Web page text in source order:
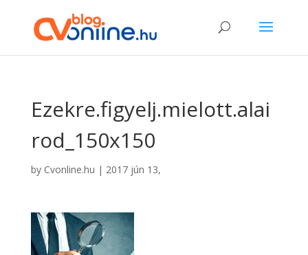
Ezekre.figyelj.mielott.alai
rod_150x150
by Cvonline.hu | 2017 jún 13,